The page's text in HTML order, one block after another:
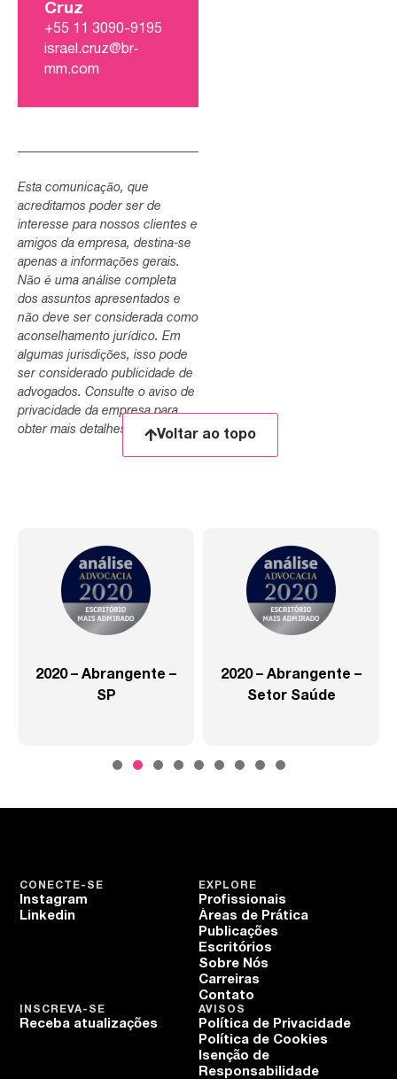
Cruz
+55 11 3090-9195
israel.cruz@br-
mm.com
Esta comunicação, que
acreditamos poder ser de
interesse para nossos clientes e
amigos da empresa, destina-se
apenas a informações gerais.
Não é uma análise completa
dos assuntos apresentados e
não deve ser considerada como
aconselhamento jurídico. Em
algumas jurisdições, isso pode
ser considerado publicidade de
advogados. Consulte o aviso de
privacidade da empresa para
obter mais detalhes.
Voltar ao topo
2020 – Abrangente –
SP
2020 – Abrangente –
Setor Saúde
EXPLORE
Profissionais
Áreas de Prática
Publicações
Escritórios
Sobre Nós
Carreiras
Contato
CONECTE-SE
Instagram
Linkedin
AVISOS
Política de Privacidade
Política de Cookies
Isenção de
Responsabilidade
INSCREVA-SE
Receba atualizações